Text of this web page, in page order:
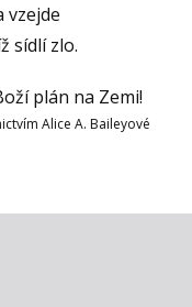
vzejde
sídlí zlo.
plán na Zemi!
Alice A. Baileyové